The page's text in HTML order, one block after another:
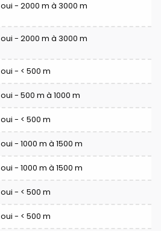
oui - 2000 m à 3000 m
oui - 2000 m à 3000 m
oui - < 500 m
oui - 500 m à 1000 m
oui - < 500 m
oui - 1000 m à 1500 m
oui - 1000 m à 1500 m
oui - < 500 m
oui - < 500 m